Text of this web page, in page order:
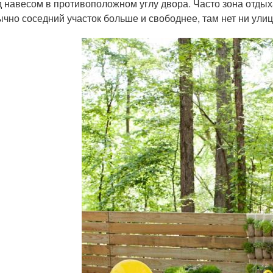
навесом в противоположном углу двора. Часто зона
соседний участок больше и свободнее, там нет ни